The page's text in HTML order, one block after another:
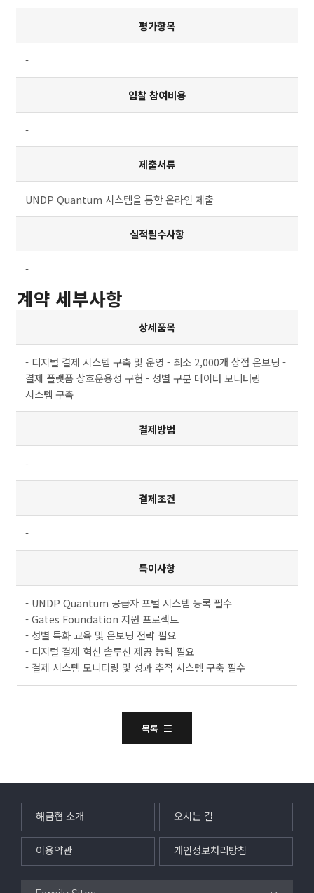
평가항목
-
입찰 참여비용
-
제출서류
UNDP Quantum 시스템을 통한 온라인 제출
실적필수사항
-
계약 세부사항
상세품목
- 디지털 결제 시스템 구축 및 운영 - 최소 2,000개 상점 온보딩 -
결제 플랫폼 상호운용성 구현 - 성별 구분 데이터 모니터링
시스템 구축
결제방법
-
결제조건
-
특이사항
- UNDP Quantum 공급자 포털 시스템 등록 필수
- Gates Foundation 지원 프로젝트
- 성별 특화 교육 및 온보딩 전략 필요
- 디지털 결제 혁신 솔루션 제공 능력 필요
- 결제 시스템 모니터링 및 성과 추적 시스템 구축 필수
목록
해금협 소개 오시는 길
이용약관 개인정보처리방침